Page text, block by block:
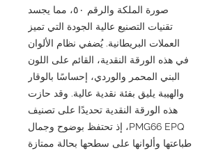
صورة الملكة والرقم ٥٠، مما يجسد
تقنيات التصنيع عالية الجودة التي تميز
العملات البريطانية. يُضفي نظام الألوان
في هذه الورقة النقدية، القائم على اللون
البني المحمر والوردي، إحساسًا بالوقار
والهيبة يليق بفئة نقدية عالية. وقد حازت
هذه الورقة النقدية تحديدًا على تصنيف
PMG66 EPQ، إذ تحتفظ بوضوح وجمال
طباعتها وألوانها على سطحها بحالة ممتازة